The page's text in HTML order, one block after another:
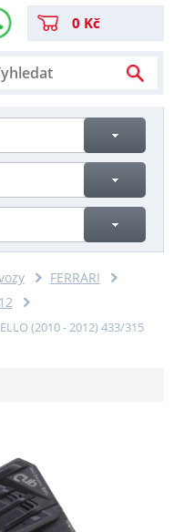
0 Kč
FERRARI
(2010 - 2012) 433/315